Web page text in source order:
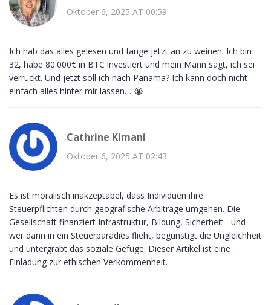
Oktober 6, 2025 AT 00:59
Ich hab das alles gelesen und fange jetzt an zu weinen. Ich bin
32, habe 80.000€ in BTC investiert und mein Mann sagt, ich sei
verrückt. Und jetzt soll ich nach Panama? Ich kann doch nicht
einfach alles hinter mir lassen… 😭
Cathrine Kimani
Oktober 6, 2025 AT 02:43
Es ist moralisch inakzeptabel, dass Individuen ihre
Steuerpflichten durch geografische Arbitrage umgehen. Die
Gesellschaft finanziert Infrastruktur, Bildung, Sicherheit - und
wer dann in ein Steuerparadies flieht, begünstigt die Ungleichheit
und untergräbt das soziale Gefüge. Dieser Artikel ist eine
Einladung zur ethischen Verkommenheit.